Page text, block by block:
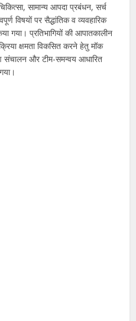
सामान्य आपदा प्रबंधन, सर्च
विषयों पर सैद्धांतिक व व्यवहारिक
गया। प्रतिभागियों की आपातकालीन
क्षमता विकसित करने हेतु मॉक
संचालन और टीम-समन्वय आधारित